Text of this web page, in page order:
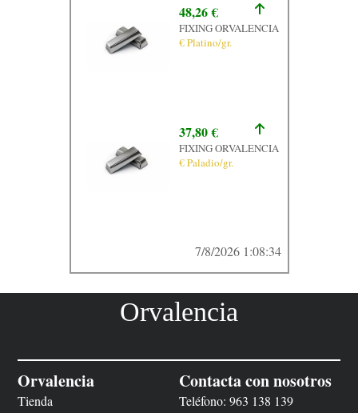
48,26 €
FIXING ORVALENCIA
€ Platino/gr.
37,80 €
FIXING ORVALENCIA
€ Paladio/gr.
7/8/2026 1:08:34
Orvalencia
Orvalencia
Tienda
Contacta con nosotros
Teléfono: 963 138 139